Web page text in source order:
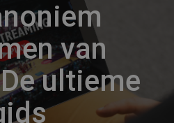
van
ultieme